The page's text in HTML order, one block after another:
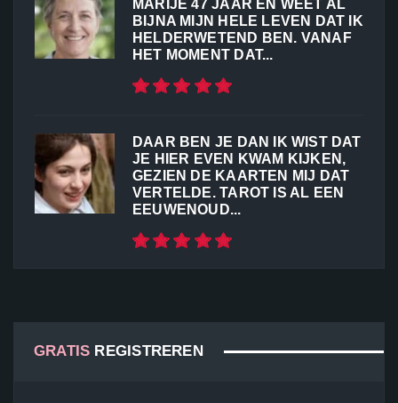
MARIJE 47 JAAR EN WEET AL
BIJNA MIJN HELE LEVEN DAT IK
HELDERWETEND BEN. VANAF
HET MOMENT DAT...
DAAR BEN JE DAN IK WIST DAT
JE HIER EVEN KWAM KIJKEN,
GEZIEN DE KAARTEN MIJ DAT
VERTELDE. TAROT IS AL EEN
EEUWENOUD...
GRATIS REGISTREREN